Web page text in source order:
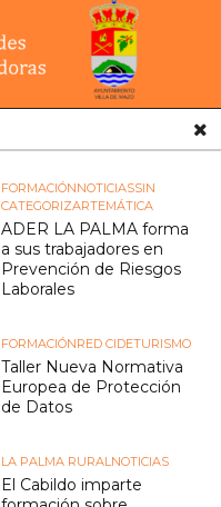
FORMACIÓNNOTICIASSIN
CATEGORIZARTEMÁTICA
ADER LA PALMA forma
a sus trabajadores en
Prevención de Riesgos
Laborales
FORMACIÓNRED CIDETURISMO
Taller Nueva Normativa
Europea de Protección
de Datos
LA PALMA RURALNOTICIAS
El Cabildo imparte